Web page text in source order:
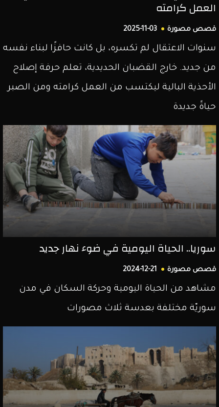
العمل كرامته
قصص مصورة 2025-11-03
سنوات الاعتقال لم تكسره، بل كانت حافزًا لبناء نفسه
من جديد. خارج القضبان الحديدية، تعلم حرفة إصلاح
الأحذية البالية ليكتسب من العمل كرامته ومن الصبر
حياةً جديدة
سوريا.. الحياة اليومية في ضوء نهار جديد
قصص مصورة 2024-12-21
مشاهد من الحياة اليومية وحركة السكان في مدن
سوريّة مختلفة بعدسة ثلاث مصورات